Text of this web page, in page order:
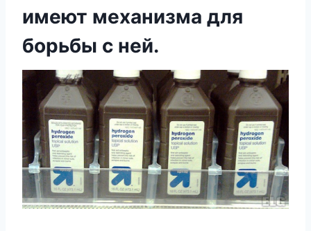
имеют механизма для
борьбы с ней.